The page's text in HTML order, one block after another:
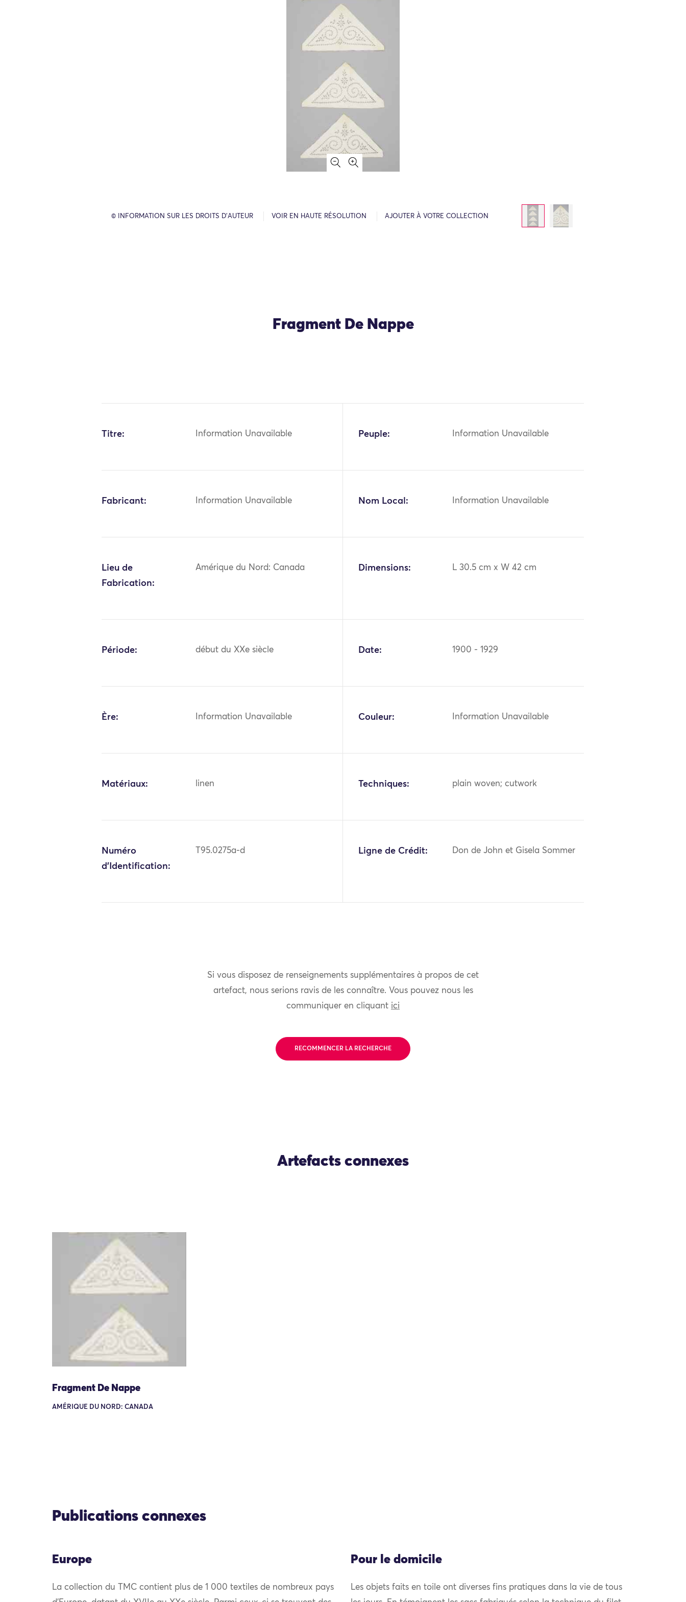
© INFORMATION SUR LES DROITS D’AUTEUR VOIR EN HAUTE RÉSOLUTION AJOUTER À VOTRE COLLECTION
Fragment De Nappe
Titre: Information Unavailable Peuple: Information Unavailable
Fabricant: Information Unavailable Nom Local: Information Unavailable
Lieu de
Fabrication:
Amérique du Nord: Canada Dimensions: L 30.5 cm x W 42 cm
Période: début du XXe siècle Date: 1900 - 1929
Ère: Information Unavailable Couleur: Information Unavailable
Matériaux: linen Techniques: plain woven; cutwork
Numéro
d'Identification:
T95.0275a-d Ligne de Crédit: Don de John et Gisela Sommer
Si vous disposez de renseignements supplémentaires à propos de cet
artefact, nous serions ravis de les connaître. Vous pouvez nous les
communiquer en cliquant ici
RECOMMENCER LA RECHERCHE
Artefacts connexes
Fragment De Nappe
AMÉRIQUE DU NORD: CANADA
Publications connexes
Europe
La collection du TMC contient plus de 1 000 textiles de nombreux pays
Pour le domicile
Les objets faits en toile ont diverses fins pratiques dans la vie de tous